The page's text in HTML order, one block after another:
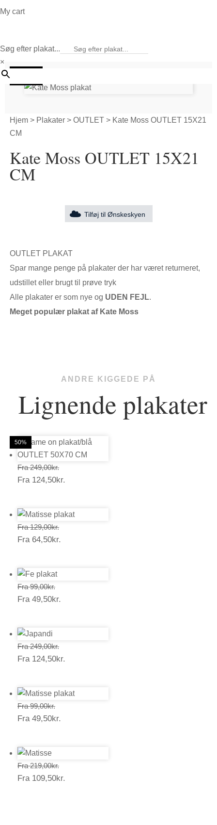
My cart
Søg efter plakat...
×
Hjem > Plakater > OUTLET > Kate Moss OUTLET 15X21
CM
Kate Moss OUTLET 15X21
CM
Tilføj til Ønskeskyen
OUTLET PLAKAT
Spar mange penge på plakater der har været returneret,
udstillet eller brugt til prøve tryk
Alle plakater er som nye og UDEN FEJL.
Meget populær plakat af Kate Moss
ANDRE KIGGEDE PÅ
Lignende plakater
50%
Fra 249,00kr.Prisinterval:
249,00kr.
Fra 124,50kr.
50%
Fra 129,00kr.Prisinterval:
129,00kr.
Fra 64,50kr.
50%
Fra 99,00kr.Prisinterval:
99,00kr.
Fra 49,50kr.
50%
Fra 249,00kr.Prisinterval:
249,00kr.
Fra 124,50kr.
50%
Fra 99,00kr.Prisinterval:
99,00kr.
Fra 49,50kr.
50%
Fra 219,00kr.Prisinterval:
219,00kr.
Fra 109,50kr.